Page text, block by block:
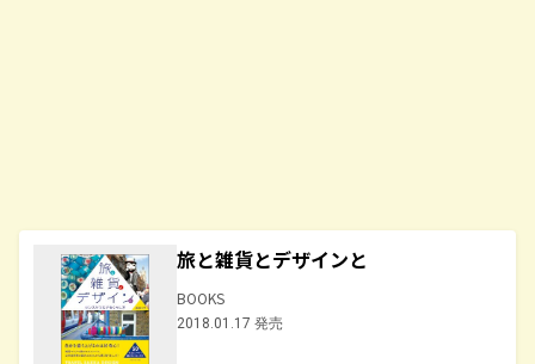
旅と雑貨とデザインと
BOOKS
2018.01.17 発売